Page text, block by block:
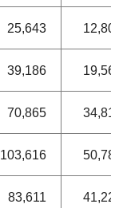
25,643
39,186
70,865
103,616
83,611